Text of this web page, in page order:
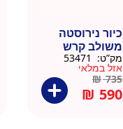
כיור נירוסטה
משולב קרש
חיתוך במבוק
35.5×40.5
מק”ט:
אזל במלאי
₪735
₪ 590